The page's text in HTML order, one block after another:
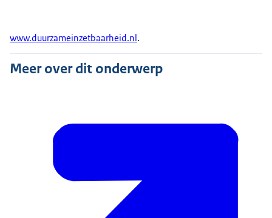
www.duurzameinzetbaarheid.nl .
Meer over dit onderwerp